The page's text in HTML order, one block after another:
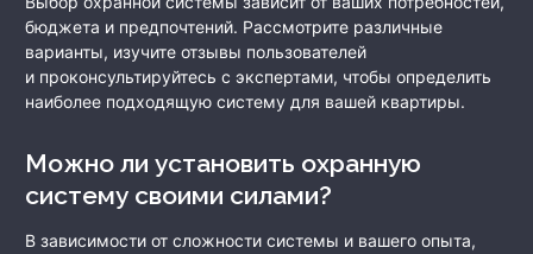
бюджета и предпочтений. Рассмотрите различные
варианты, изучите отзывы пользователей
и проконсультируйтесь с экспертами, чтобы определить
наиболее подходящую систему для вашей квартиры.
Можно ли установить охранную
систему своими силами?
В зависимости от сложности системы и вашего опыта,